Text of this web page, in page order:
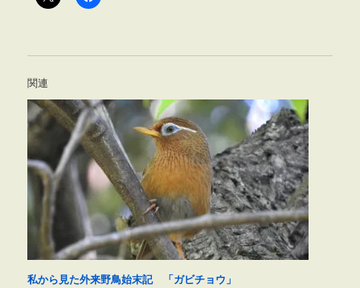
関連
私から見た外来野鳥始末記 「ガビチョウ」